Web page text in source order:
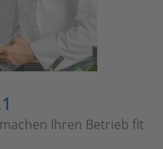
Ihren Betrieb fit